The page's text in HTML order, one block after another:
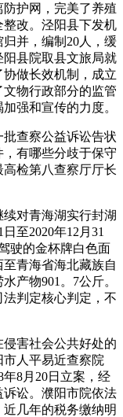
护网，完美了养殖
改。泾阳县下发机
并，编制20人，缓
县院取县文旅局就
做长效机制，成立
物行政部分的监管
强和宣传的力度。
查察公益诉讼告状
有哪些分歧于保守
检第八查察厅厅长
对青海湖实行封湖
至2020年12月31
驶的金杯牌白色面
青海省海北藏族自
产物901。7公斤。
判定核心判定，不
害社会公共好处的
人平易近查察院
年8月20日立案，经
讼。濮阳市院依法
几年的税务缴纳明